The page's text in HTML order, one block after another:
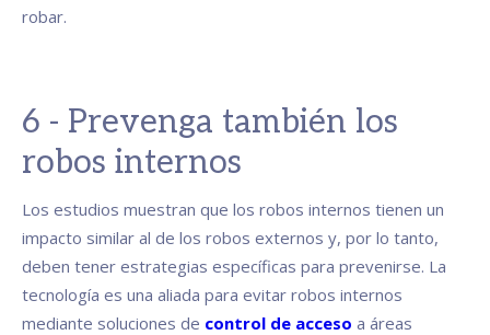
robar.
6 - Prevenga también los
robos internos
Los estudios muestran que los robos internos tienen un
impacto similar al de los robos externos y, por lo tanto,
deben tener estrategias específicas para prevenirse. La
tecnología es una aliada para evitar robos internos
mediante soluciones de control de acceso a áreas